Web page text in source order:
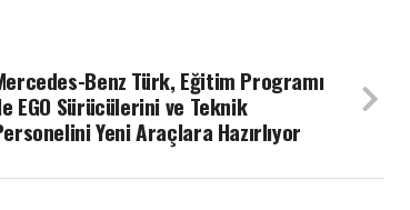
Benz Türk, Eğitim Programı
EGO Sürücülerini ve Teknik
Yeni Araçlara Hazırlıyor